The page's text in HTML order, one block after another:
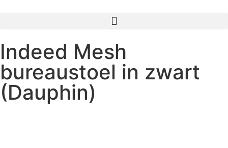
Indeed Mesh
bureaustoel in zwart
(Dauphin)